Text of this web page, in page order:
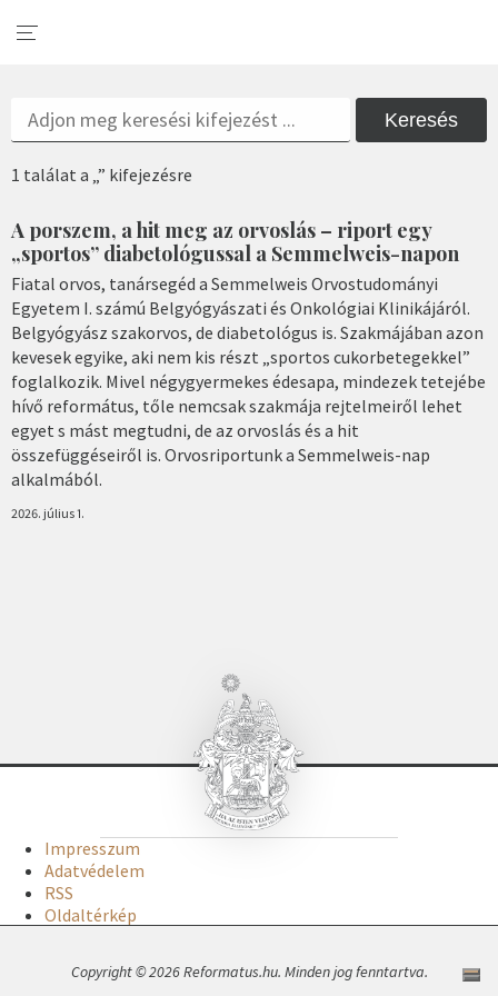
Keresés
1 találat a „” kifejezésre
A porszem, a hit meg az orvoslás – riport egy
„sportos” diabetológussal a Semmelweis-napon
Fiatal orvos, tanársegéd a Semmelweis Orvostudományi
Egyetem I. számú Belgyógyászati és Onkológiai Klinikájáról.
Belgyógyász szakorvos, de diabetológus is. Szakmájában azon
kevesek egyike, aki nem kis részt „sportos cukorbetegekkel”
foglalkozik. Mivel négygyermekes édesapa, mindezek tetejébe
hívő református, tőle nemcsak szakmája rejtelmeiről lehet
egyet s mást megtudni, de az orvoslás és a hit
összefüggéseiről is. Orvosriportunk a Semmelweis-nap
alkalmából.
2026. július 1.
Impresszum
Adatvédelem
RSS
Oldaltérkép
Copyright © 2026 Reformatus.hu. Minden jog fenntartva.